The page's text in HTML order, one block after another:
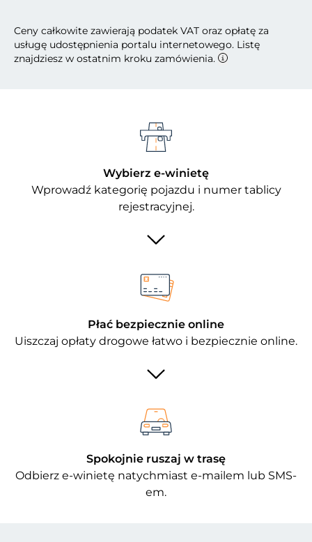
Ceny całkowite zawierają podatek VAT oraz opłatę za
usługę udostępnienia portalu internetowego. Listę
znajdziesz w ostatnim kroku zamówienia.
Wybierz e-winietę
Wprowadź kategorię pojazdu i numer tablicy
rejestracyjnej.
Płać bezpiecznie online
Uiszczaj opłaty drogowe łatwo i bezpiecznie online.
Spokojnie ruszaj w trasę
Odbierz e-winietę natychmiast e-mailem lub SMS-
em.